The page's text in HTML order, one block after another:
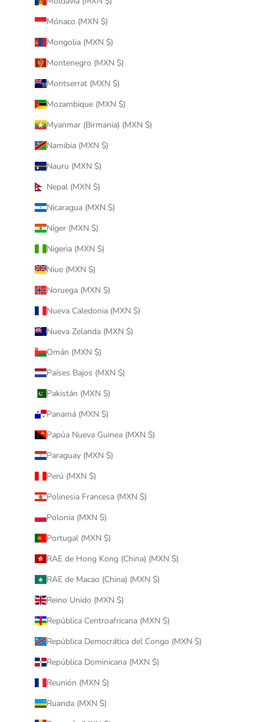
Mónaco (MXN $)
Mongolia (MXN $)
Montenegro (MXN $)
Montserrat (MXN $)
Mozambique (MXN $)
Myanmar (Birmania) (MXN $)
Namibia (MXN $)
Nauru (MXN $)
Nepal (MXN $)
Nicaragua (MXN $)
Níger (MXN $)
Nigeria (MXN $)
Niue (MXN $)
Noruega (MXN $)
Nueva Caledonia (MXN $)
Nueva Zelanda (MXN $)
Omán (MXN $)
Países Bajos (MXN $)
Pakistán (MXN $)
Panamá (MXN $)
Papúa Nueva Guinea (MXN $)
Paraguay (MXN $)
Perú (MXN $)
Polinesia Francesa (MXN $)
Polonia (MXN $)
Portugal (MXN $)
RAE de Hong Kong (China) (MXN $)
RAE de Macao (China) (MXN $)
Reino Unido (MXN $)
República Centroafricana (MXN $)
República Democrática del Congo (MXN $)
República Dominicana (MXN $)
Reunión (MXN $)
Ruanda (MXN $)